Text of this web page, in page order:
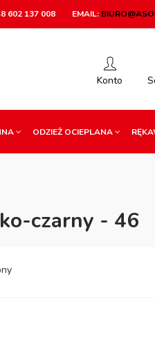
602 137 008 EMAIL:
ODZIEŻ OCIEPLANA
czarny - 46